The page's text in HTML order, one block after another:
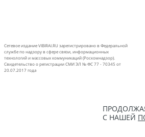
Сетевое издание VIBIRAI.RU зарегистрировано в Федеральной
службе по надзору в сфере связи, информационных
технологий и массовых коммуникаций (Роскомнадзор).
Свидетельство о регистрации СМИ ЭЛ № ФС 77 - 70345 от
20.07.2017 года
С НАШЕЙ